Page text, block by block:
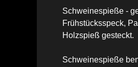
Schweinespieße -
Frühstücksspeck,
Holzspieß gesteckt.
Schweinespieße